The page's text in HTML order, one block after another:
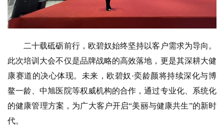
二十载砥砺前行，欧碧奴始终坚持以客户需求为导向。
此次培训大会不仅是品牌战略的高效落地，更是其深耕大健
康赛道的决心体现。未来，欧碧奴·奕龄颜将持续深化与博
鳌一龄、中旭医院等权威机构的合作，通过专业化、系统化
的健康管理方案，为广大客户开启“美丽与健康共生”的新时
代。